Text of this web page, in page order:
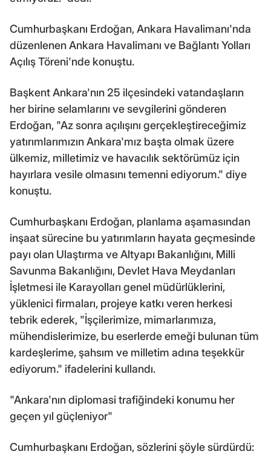
Cumhurbaşkanı Erdoğan, Ankara Havalimanı'nda
düzenlenen Ankara Havalimanı ve Bağlantı Yolları
Açılış Töreni'nde konuştu.
Başkent Ankara'nın 25 ilçesindeki vatandaşların
her birine selamlarını ve sevgilerini gönderen
Erdoğan, "Az sonra açılışını gerçekleştireceğimiz
yatırımlarımızın Ankara'mız başta olmak üzere
ülkemiz, milletimiz ve havacılık sektörümüz için
hayırlara vesile olmasını temenni ediyorum." diye
konuştu.
Cumhurbaşkanı Erdoğan, planlama aşamasından
inşaat sürecine bu yatırımların hayata geçmesinde
payı olan Ulaştırma ve Altyapı Bakanlığını, Milli
Savunma Bakanlığını, Devlet Hava Meydanları
İşletmesi ile Karayolları genel müdürlüklerini,
yüklenici firmaları, projeye katkı veren herkesi
tebrik ederek, "İşçilerimize, mimarlarımıza,
mühendislerimize, bu eserlerde emeği bulunan tüm
kardeşlerime, şahsım ve milletim adına teşekkür
ediyorum." ifadelerini kullandı.
"Ankara'nın diplomasi trafiğindeki konumu her
geçen yıl güçleniyor"
Cumhurbaşkanı Erdoğan, sözlerini şöyle sürdürdü: